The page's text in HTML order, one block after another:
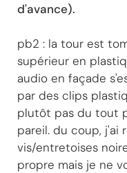
d'avance).
pb2 : la tour est
supérieur en
audio en façade
par des clips
plutôt pas du tout
pareil. du coup, j'ai
vis/entretoises
propre mais je ne